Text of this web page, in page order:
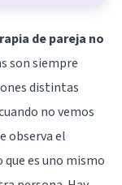
de pareja no
son siempre
distintas
no vemos
observa el
es uno mismo